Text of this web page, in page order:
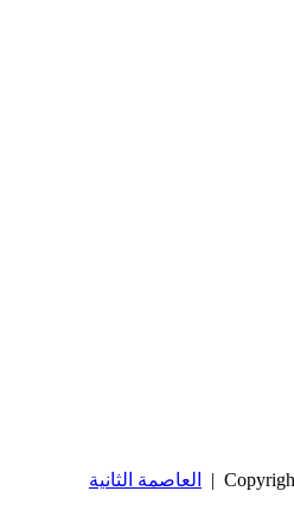
العاصمة الثانية